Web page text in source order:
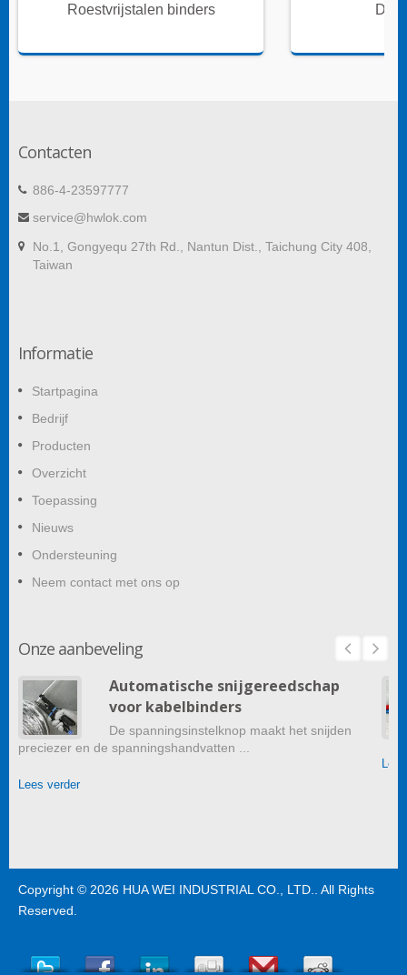
Roestvrijstalen binders
Contacten
886-4-23597777
service@hwlok.com
No.1, Gongyequ 27th Rd., Nantun Dist., Taichung City 408,
Taiwan
Informatie
Startpagina
Bedrijf
Producten
Overzicht
Toepassing
Nieuws
Ondersteuning
Neem contact met ons op
Onze aanbeveling
Automatische snijgereedschap
voor kabelbinders
De spanningsinstelknop maakt het snijden
preciezer en de spanningshandvatten ...
Lees verder
Copyright © 2026 HUA WEI INDUSTRIAL CO., LTD.
. All Rights
Reserved.